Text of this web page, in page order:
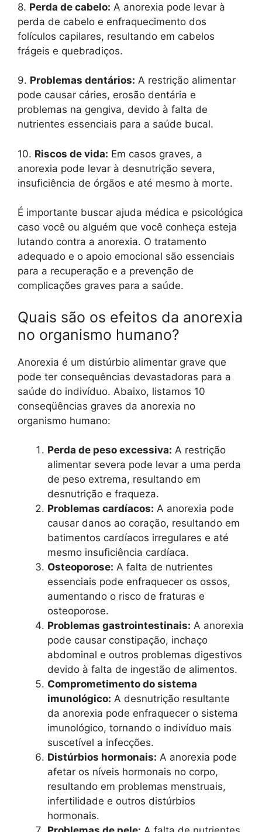
8. Perda de cabelo: A anorexia pode levar à
perda de cabelo e enfraquecimento dos
folículos capilares, resultando em cabelos
frágeis e quebradiços.
9. Problemas dentários: A restrição alimentar
pode causar cáries, erosão dentária e
problemas na gengiva, devido à falta de
nutrientes essenciais para a saúde bucal.
10. Riscos de vida: Em casos graves, a
anorexia pode levar à desnutrição severa,
insuficiência de órgãos e até mesmo à morte.
É importante buscar ajuda médica e psicológica
caso você ou alguém que você conheça esteja
lutando contra a anorexia. O tratamento
adequado e o apoio emocional são essenciais
para a recuperação e a prevenção de
complicações graves para a saúde.
Quais são os efeitos da anorexia
no organismo humano?
Anorexia é um distúrbio alimentar grave que
pode ter consequências devastadoras para a
saúde do indivíduo. Abaixo, listamos 10
conseqüências graves da anorexia no
organismo humano:
Perda de peso excessiva: A restrição
alimentar severa pode levar a uma perda
de peso extrema, resultando em
desnutrição e fraqueza.
Problemas cardíacos: A anorexia pode
causar danos ao coração, resultando em
batimentos cardíacos irregulares e até
mesmo insuficiência cardíaca.
Osteoporose: A falta de nutrientes
essenciais pode enfraquecer os ossos,
aumentando o risco de fraturas e
osteoporose.
Problemas gastrointestinais: A anorexia
pode causar constipação, inchaço
abdominal e outros problemas digestivos
devido à falta de ingestão de alimentos.
Comprometimento do sistema
imunológico: A desnutrição resultante
da anorexia pode enfraquecer o sistema
imunológico, tornando o indivíduo mais
suscetível a infecções.
Distúrbios hormonais: A anorexia pode
afetar os níveis hormonais no corpo,
resultando em problemas menstruais,
infertilidade e outros distúrbios
hormonais.